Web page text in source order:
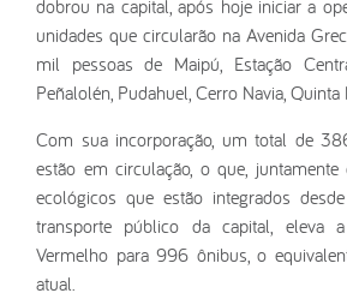
dobrou na capital, após hoje iniciar a
unidades que circularão na Avenida
mil pessoas de Maipú, Estação
Peñalolén, Pudahuel, Cerro Navia,
Com sua incorporação, um total de
estão em circulação, o que,
ecológicos que estão integrados
transporte público da capital, eleva
Vermelho para 996 ônibus, o
atual.